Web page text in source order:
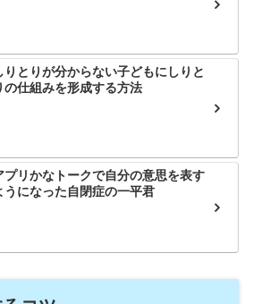
りとりが分からない子どもにしりと
の仕組みを形成する方法
プリかなトークで自分の意思を表す
うになった自閉症の一平君